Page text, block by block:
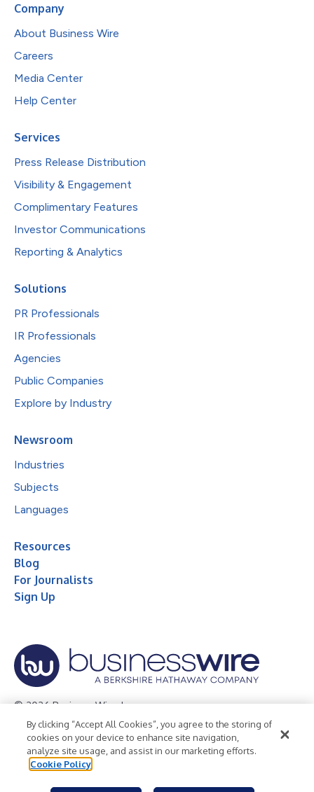
Company
About Business Wire
Careers
Media Center
Help Center
Services
Press Release Distribution
Visibility & Engagement
Complimentary Features
Investor Communications
Reporting & Analytics
Solutions
PR Professionals
IR Professionals
Agencies
Public Companies
Explore by Industry
Newsroom
Industries
Subjects
Languages
Resources
Blog
For Journalists
Sign Up
© 2026 Business Wire, Inc.
Privacy Policy Cookie Policy
Accessibility Statement
Terms of Use
Legal
By clicking “Accept All Cookies”, you agree to the storing of
cookies on your device to enhance site navigation,
analyze site usage, and assist in our marketing efforts.
Cookie Policy